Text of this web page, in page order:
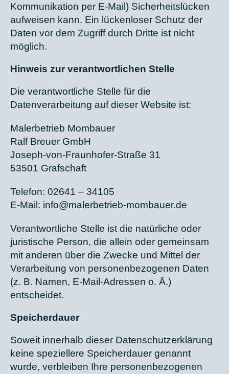
Kommunikation per E-Mail) Sicherheitslücken
aufweisen kann. Ein lückenloser Schutz der
Daten vor dem Zugriff durch Dritte ist nicht
möglich.
Hinweis zur verantwortlichen Stelle
Die verantwortliche Stelle für die
Datenverarbeitung auf dieser Website ist:
Malerbetrieb Mombauer
Ralf Breuer GmbH
Joseph-von-Fraunhofer-Straße 31
53501 Grafschaft
Telefon: 02641 – 34105
E-Mail: info@malerbetrieb-mombauer.de
Verantwortliche Stelle ist die natürliche oder
juristische Person, die allein oder gemeinsam
mit anderen über die Zwecke und Mittel der
Verarbeitung von personenbezogenen Daten
(z. B. Namen, E-Mail-Adressen o. Ä.)
entscheidet.
Speicherdauer
Soweit innerhalb dieser Datenschutzerklärung
keine speziellere Speicherdauer genannt
wurde, verbleiben Ihre personenbezogenen